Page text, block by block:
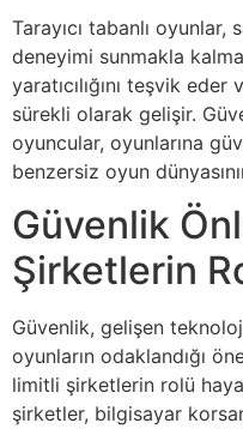
Tarayıcı tabanlı
deneyimi sunmakla
yaratıcılığını teşvik
sürekli olarak gelişir.
oyuncular, oyunlarına
benzersiz oyun
Güvenlik
Şirketlerin
Güvenlik, gelişen
oyunların odaklandığı
limitli şirketlerin rolü
şirketler, bilgisayar